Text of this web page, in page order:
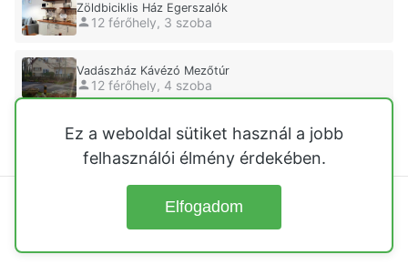
Zöldbiciklis Ház Egerszalók
12 férőhely, 3 szoba
Vadászház Kávézó Mezőtúr
12 férőhely, 4 szoba
Mandula Ház Paloznak
8 férőhely, szoba
Ez a weboldal sütiket használ a jobb
felhasználói élmény érdekében.
Elfogadom